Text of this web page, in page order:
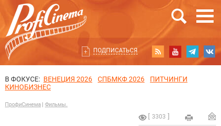
ПОДПИСАТЬСЯ
В ФОКУСЕ: ВЕНЕЦИЯ 2026 СПБМКФ 2026
ПИТЧИНГИ
КИНОБИЗНЕС
ПрофиСинема Фильмы.
3303